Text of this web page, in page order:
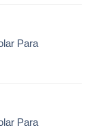
Para
Para